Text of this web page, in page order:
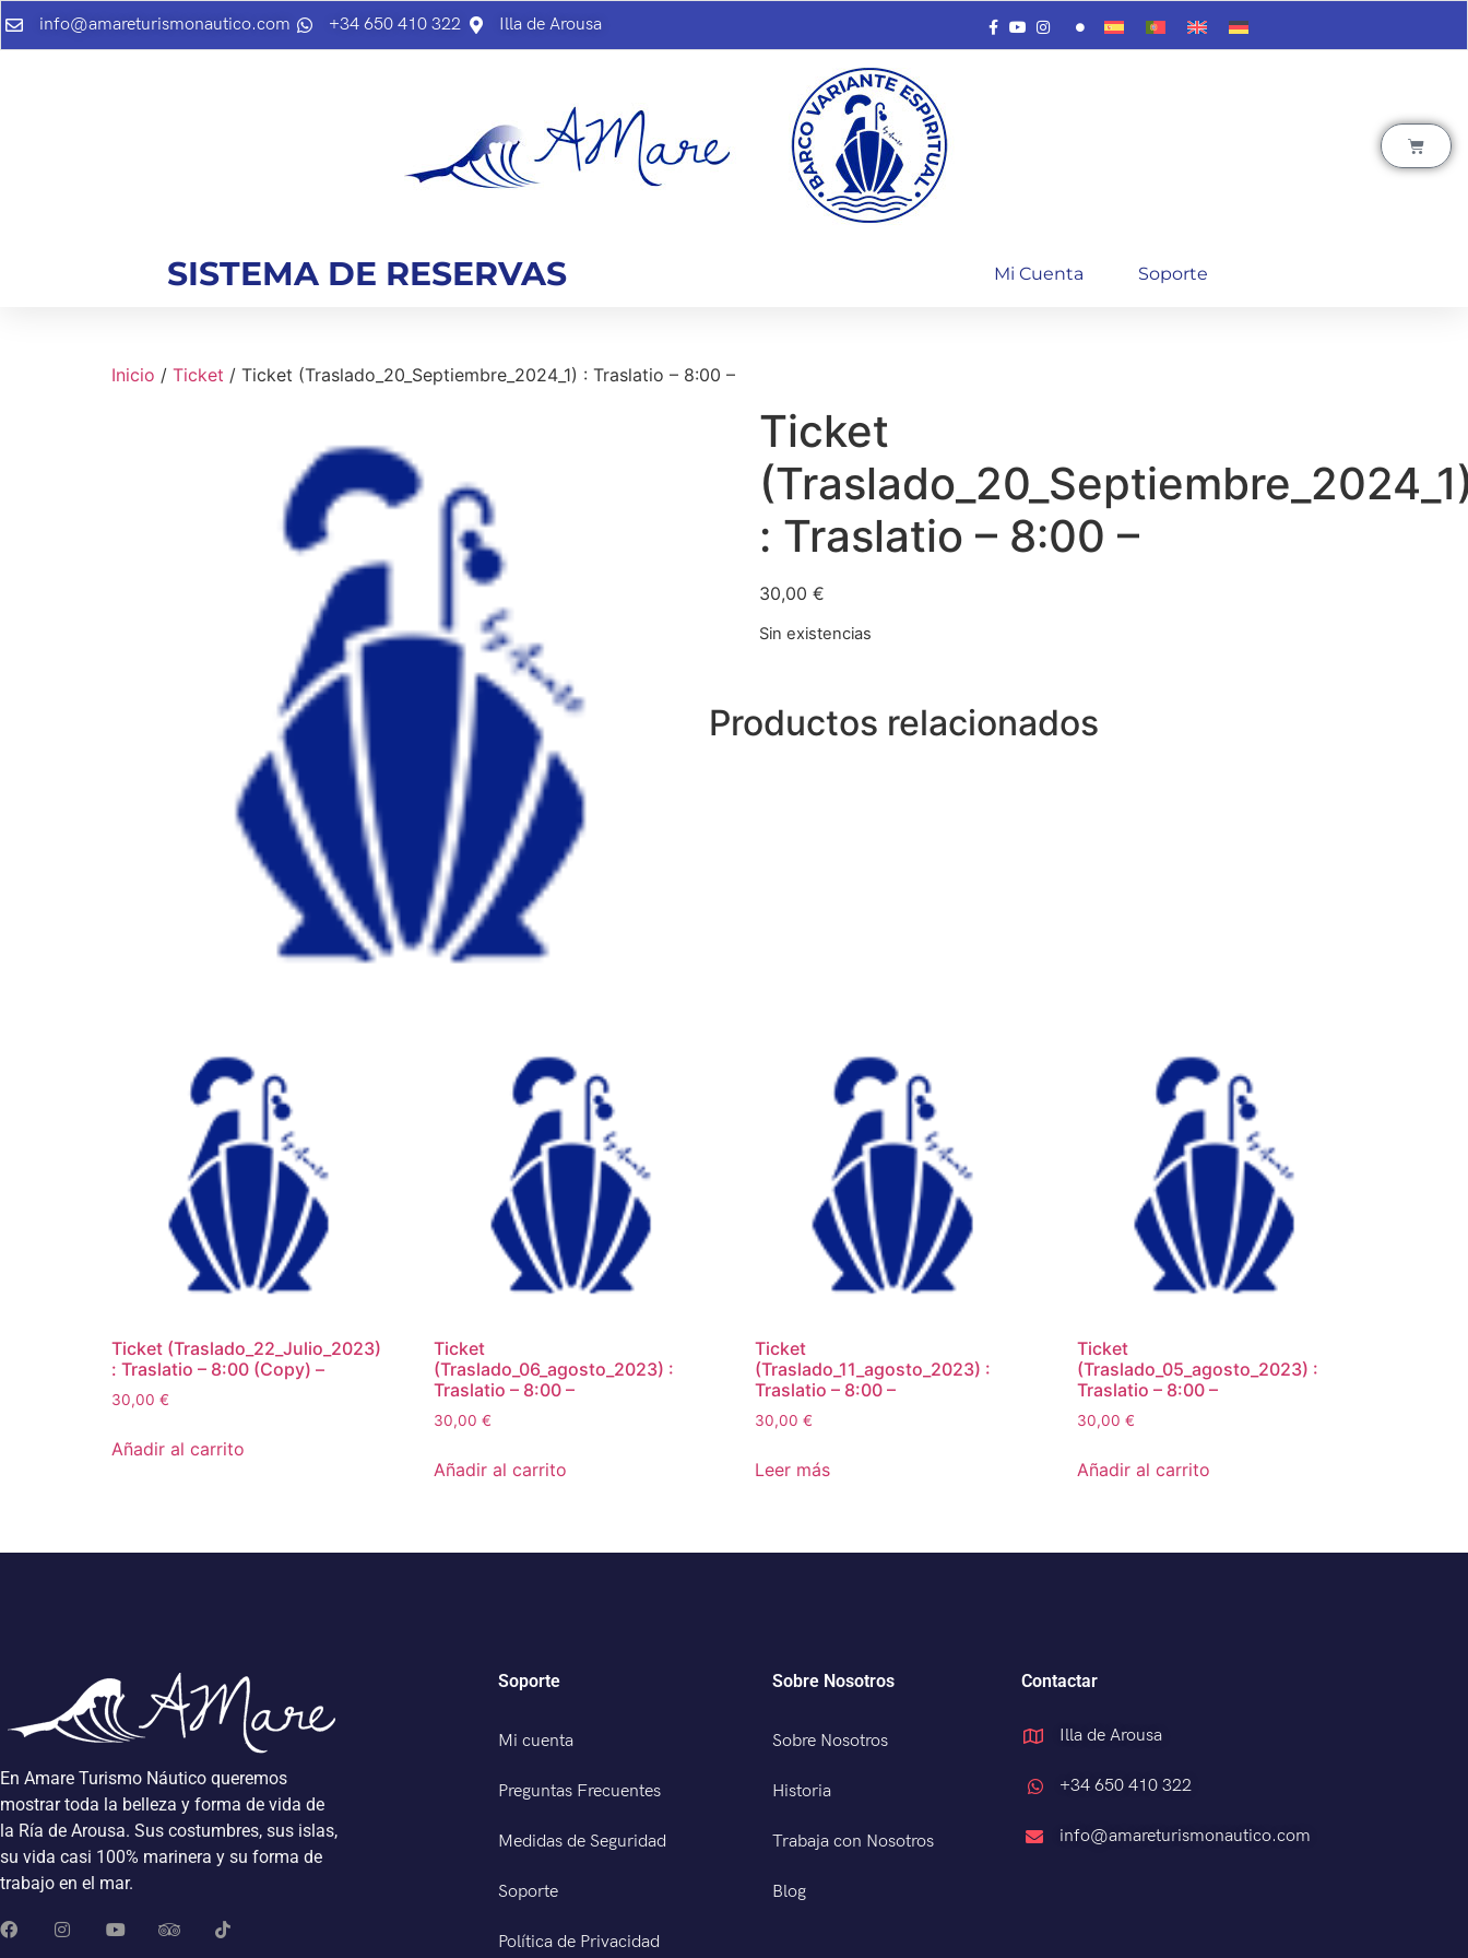
info@amareturismonautico.com +34 650 410 322 Illa de Arousa
SISTEMA DE RESERVAS Mi Cuenta Soporte
Inicio / Ticket / Ticket (Traslado_20_Septiembre_2024_1) : Traslatio – 8:00 –
Ticket
: Traslatio – 8:00 –
30,00 €
Sin existencias
Productos relacionados
Ticket (Traslado_22_Julio_2023)
: Traslatio – 8:00 (Copy) –
30,00 €
Añadir al carrito
Ticket
(Traslado_06_agosto_2023) :
Traslatio – 8:00 –
30,00 €
Añadir al carrito
Ticket
(Traslado_11_agosto_2023) :
Traslatio – 8:00 –
30,00€
Leer más
Ticket
(Traslado_05_agosto_2023) :
Traslatio – 8:00 –
30,00€
Añadir al carrito
En Amare Turismo Náutico queremos
mostrar toda la belleza y forma de vida de
la Ría de Arousa. Sus costumbres, sus islas,
su vida casi 100% marinera y su forma de
trabajo en el mar.
Soporte
Mi cuenta
Preguntas Frecuentes
Medidas de Seguridad
Soporte
Política de Privacidad
Sobre Nosotros
Sobre Nosotros
Historia
Trabaja con Nosotros
Blog
Contactar
Illa de Arousa
+34 650 410 322
info@amareturismonautico.com